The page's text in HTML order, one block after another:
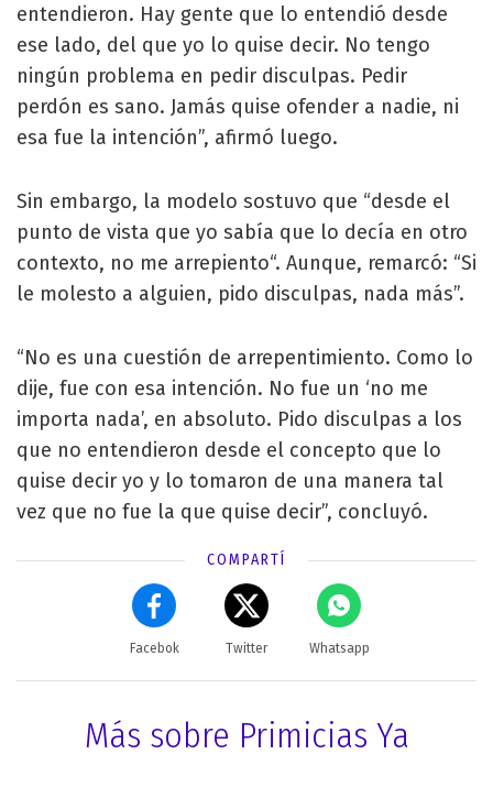
entendieron. Hay gente que lo entendió desde
ese lado, del que yo lo quise decir. No tengo
ningún problema en pedir disculpas. Pedir
perdón es sano. Jamás quise ofender a nadie, ni
esa fue la intención”, afirmó luego.
Sin embargo, la modelo sostuvo que “desde el
punto de vista que yo sabía que lo decía en otro
contexto, no me arrepiento“. Aunque, remarcó: “Si
le molesto a alguien, pido disculpas, nada más”.
“No es una cuestión de arrepentimiento. Como lo
dije, fue con esa intención. No fue un ‘no me
importa nada’, en absoluto. Pido disculpas a los
que no entendieron desde el concepto que lo
quise decir yo y lo tomaron de una manera tal
vez que no fue la que quise decir”, concluyó.
COMPARTÍ
Facebok Twitter Whatsapp
Más sobre Primicias Ya